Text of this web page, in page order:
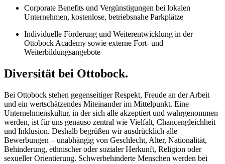
Corporate Benefits und Vergünstigungen bei lokalen
Unternehmen, kostenlose, betriebsnahe Parkplätze
Individuelle Förderung und Weiterentwicklung in der
Ottobock Academy sowie externe Fort- und
Weiterbildungsangebote
Diversität bei Ottobock.
Bei Ottobock stehen gegenseitiger Respekt, Freude an der Arbeit
und ein wertschätzendes Miteinander im Mittelpunkt. Eine
Unternehmenskultur, in der sich alle akzeptiert und wahrgenommen
werden, ist für uns genauso zentral wie Vielfalt, Chancengleichheit
und Inklusion. Deshalb begrüßen wir ausdrücklich alle
Bewerbungen – unabhängig von Geschlecht, Alter, Nationalität,
Behinderung, ethnischer oder sozialer Herkunft, Religion oder
sexueller Orientierung. Schwerbehinderte Menschen werden bei